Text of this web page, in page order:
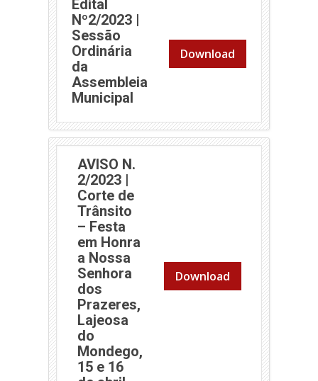
Edital
Nº2/2023 |
Sessão
Ordinária
da
Assembleia
Municipal (abre em nova janela)
Download
AVISO N.
2/2023 |
Corte de
Trânsito
– Festa
em Honra
a Nossa
Senhora
dos
Prazeres,
Lajeosa
do
Mondego,
15 e 16
Download